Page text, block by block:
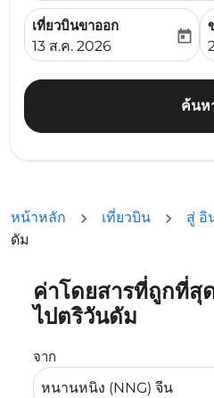
เที่ยวบินขาออก
fc-booking-departure-
13 ส.ค. 2026
today
ค้นห
หน้าหลัก เที่ยวบิน สู่ อิ
ดัม
ค่าโดยสารที่ถูกที่สุ
ไปตริวันดัม
จาก
ลองอัปเดตเส้นทางของคุณ (